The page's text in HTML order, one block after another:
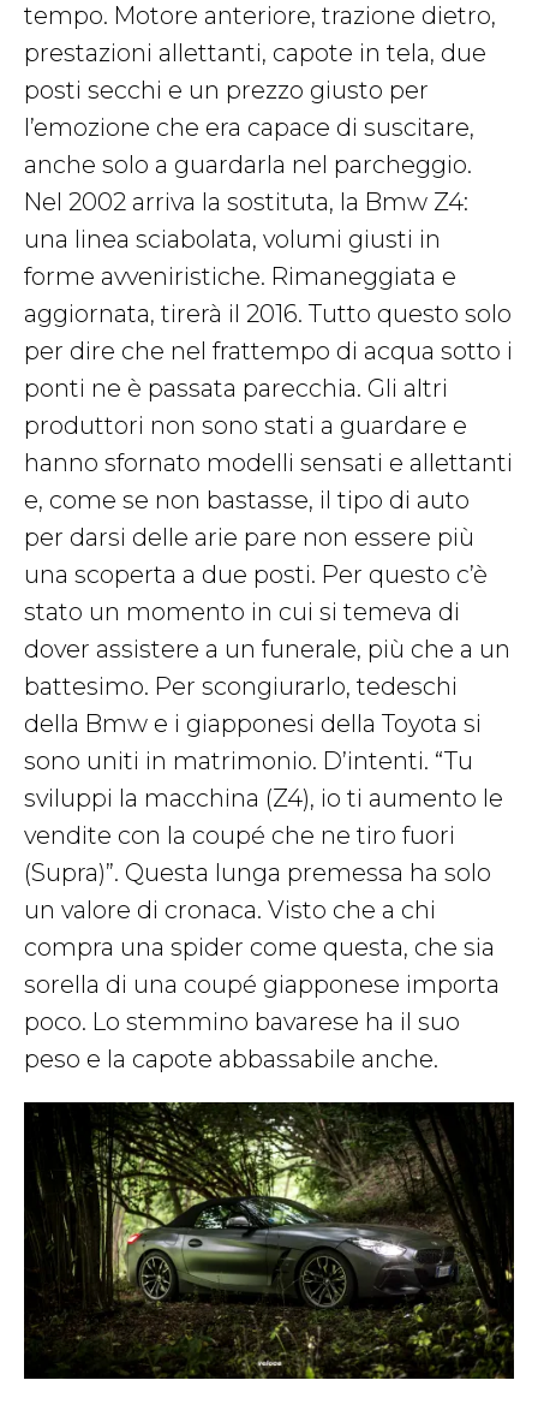
tempo. Motore anteriore, trazione dietro,
prestazioni allettanti, capote in tela, due
posti secchi e un prezzo giusto per
l’emozione che era capace di suscitare,
anche solo a guardarla nel parcheggio.
Nel 2002 arriva la sostituta, la Bmw Z4:
una linea sciabolata, volumi giusti in
forme avveniristiche. Rimaneggiata e
aggiornata, tirerà il 2016. Tutto questo solo
per dire che nel frattempo di acqua sotto i
ponti ne è passata parecchia. Gli altri
produttori non sono stati a guardare e
hanno sfornato modelli sensati e allettanti
e, come se non bastasse, il tipo di auto
per darsi delle arie pare non essere più
una scoperta a due posti. Per questo c’è
stato un momento in cui si temeva di
dover assistere a un funerale, più che a un
battesimo. Per scongiurarlo, tedeschi
della Bmw e i giapponesi della Toyota si
sono uniti in matrimonio. D’intenti. “Tu
sviluppi la macchina (Z4), io ti aumento le
vendite con la coupé che ne tiro fuori
(Supra)”. Questa lunga premessa ha solo
un valore di cronaca. Visto che a chi
compra una spider come questa, che sia
sorella di una coupé giapponese importa
poco. Lo stemmino bavarese ha il suo
peso e la capote abbassabile anche.